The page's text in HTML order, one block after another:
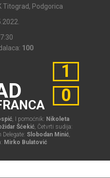
Titograd, Podgorica
100
1
0
, I pomoćnik: Nikoleta
Šćekić, Četvrti sudija:
Slobodan Minić,
Mirko Bulatović